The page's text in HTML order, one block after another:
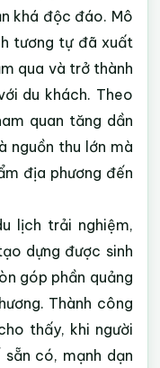
khá độc đáo. Mô
tương tự đã xuất
qua và trở thành
du khách. Theo
quan tăng dần
nguồn thu lớn mà
địa phương đến
lịch trải nghiệm,
dựng được sinh
góp phần quảng
Thành công
thấy, khi người
có, mạnh dạn